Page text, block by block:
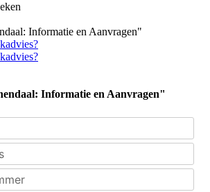
Informatie en Aanvragen"
Informatie en Aanvragen"